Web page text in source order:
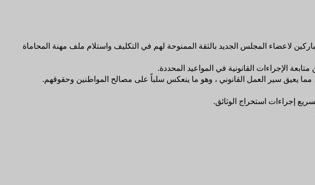
لاعضاء المجلس الجديد بالثقة الممنوحة لهم في التكليف واستلام ملف مهنة المحاماة
الإجراءات القانونية في المواعيد المحددة.
مما يعيق سير العمل القانوني ، وهو ما ينعكس سلباً على مصالح المواطنين وحقوقهم.